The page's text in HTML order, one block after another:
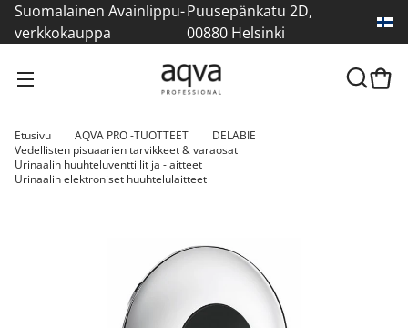
Suomalainen Avainlippu-
verkkokauppa
Puusepänkatu 2D,
00880 Helsinki
Etusivu AQVA PRO -TUOTTEET
DELABIE
Vedellisten pisuaarien tarvikkeet & varaosat
Urinaalin huuhteluventtiilit ja -laitteet
Urinaalin elektroniset huuhtelulaitteet